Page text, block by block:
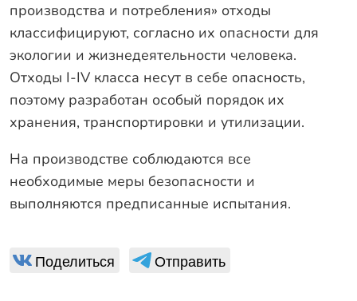
производства и потребления» отходы
классифицируют, согласно их опасности для
экологии и жизнедеятельности человека.
Отходы I-IV класса несут в себе опасность,
поэтому разработан особый порядок их
хранения, транспортировки и утилизации.
На производстве соблюдаются все
необходимые меры безопасности и
выполняются предписанные испытания.
Поделиться Отправить